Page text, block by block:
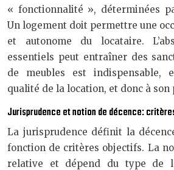
« fonctionnalité », déterminées
Un logement doit permettre une
et autonome du locataire.
essentiels peut entraîner des
de meubles est indispensable,
qualité de la location, et donc à son
Jurisprudence et notion de décence:
La jurisprudence définit la
fonction de critères objectifs. La
relative et dépend du type de